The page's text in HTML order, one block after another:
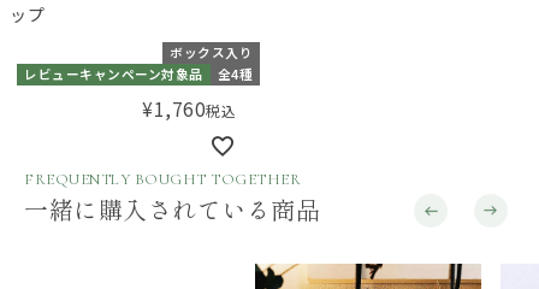
ップ
ボックス入り
レビューキャンペーン対象品
全4種
¥1,760税込
FREQUENTLY BOUGHT TOGETHER
一緒に購入されている商品